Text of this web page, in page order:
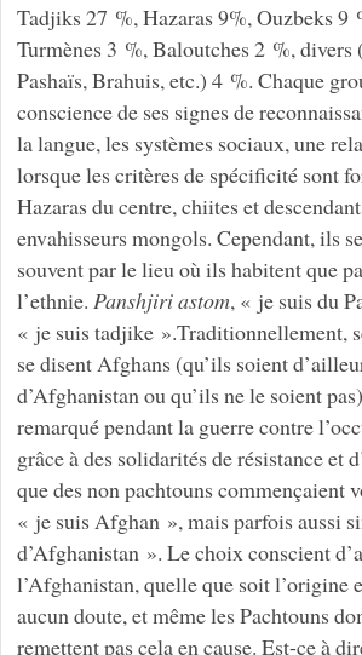
Tadjiks 27 %, Hazaras 9%, Ouzbeks 9
Turmènes 3 %, Baloutches 2 %, divers
Pashaïs, Brahuis, etc.) 4 %. Chaque
conscience de ses signes de
la langue, les systèmes sociaux, une
lorsque les critères de spécificité sont
Hazaras du centre, chiites et
envahisseurs mongols. Cependant, ils
souvent par le lieu où ils habitent que
l’ethnie. Panshjiri astom, « je suis du
« je suis tadjike ».Traditionnellement,
se disent Afghans (qu’ils soient
d’Afghanistan ou qu’ils ne le soient
remarqué pendant la guerre contre
grâce à des solidarités de résistance et
que des non pachtouns commençaient
« je suis Afghan », mais parfois aussi
d’Afghanistan ». Le choix conscient
l’Afghanistan, quelle que soit l’origine
aucun doute, et même les Pachtouns
remettent pas cela en cause. Est-ce à